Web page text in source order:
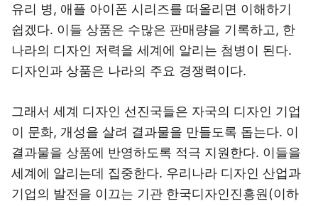
유리 병, 애플 아이폰 시리즈를 떠올리면 이해하기
쉽겠다. 이들 상품은 수많은 판매량을 기록하고, 한
나라의 디자인 저력을 세계에 알리는 첨병이 된다.
디자인과 상품은 나라의 주요 경쟁력이다.
그래서 세계 디자인 선진국들은 자국의 디자인 기업
이 문화, 개성을 살려 결과물을 만들도록 돕는다. 이
결과물을 상품에 반영하도록 적극 지원한다. 이들을
세계에 알리는데 집중한다. 우리나라 디자인 산업과
기업의 발전을 이끄는 기관 한국디자인진흥원(이하